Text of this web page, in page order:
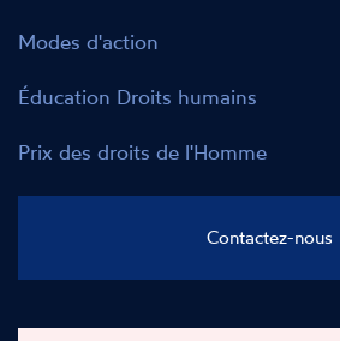
Modes d'action
Éducation Droits humains
Prix des droits de l'Homme
Contactez-nous